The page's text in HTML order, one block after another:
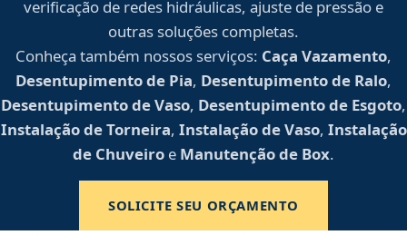
verificação de redes hidráulicas, ajuste de pressão e
outras soluções completas.
Conheça também nossos serviços: Caça Vazamento,
Desentupimento de Pia, Desentupimento de Ralo,
Desentupimento de Vaso, Desentupimento de Esgoto,
Instalação de Torneira, Instalação de Vaso, Instalação
de Chuveiro e Manutenção de Box.
SOLICITE SEU ORÇAMENTO